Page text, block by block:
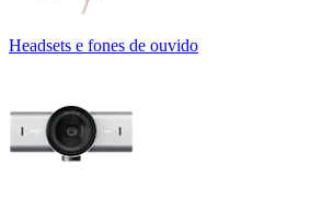
Headsets e fones de ouvido